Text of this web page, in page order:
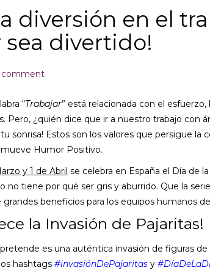
diversión en el
sea divertido!
comment
“Trabajar” está relacionada con el
Pero, ¿quién dice que ir a nuestro trabajo con
tu sonrisa! Estos son los valores que persigue la
Humor Positivo.
y 1 de Abril se celebra en España el Día de
no tiene por qué ser gris y aburrido. Que la
beneficios para los equipos humanos
la Invasión de Pajaritas!
es una auténtica invasión de figuras
hashtags #invasiónDePajaritas y